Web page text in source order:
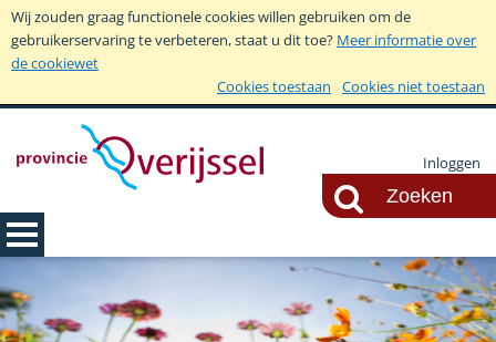
Wij zouden graag functionele cookies willen gebruiken om de
gebruikerservaring te verbeteren, staat u dit toe? Meer informatie over
de cookiewet
Cookies toestaan
Cookies niet toestaan
Inloggen